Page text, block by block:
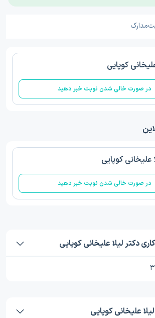
مدارک
کوپایی
در صورت خالی شدن نوبت خبر دهید
علیخانی کوپایی
در صورت خالی شدن نوبت خبر دهید
دکتر لیلا علیخانی کوپایی
علیخانی کوپایی